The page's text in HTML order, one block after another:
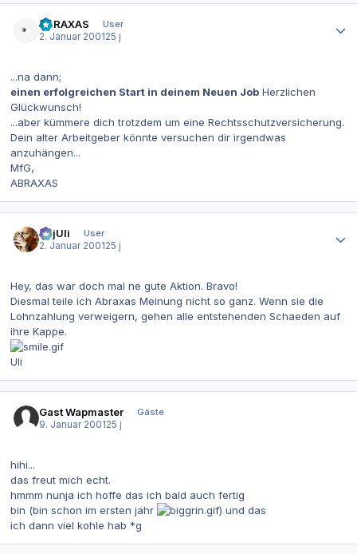
ABRAXAS
User
2. Januar 2001 25 j
...na dann;
einen erfolgreichen Start in deinem Neuen Job Herzlichen
Glückwunsch!
...aber kümmere dich trotzdem um eine Rechtsschutzversicherung.
Dein alter Arbeitgeber könnte versuchen dir irgendwas
anzuhängen...
MfG,
ABRAXAS
gajUli
User
2. Januar 2001 25 j
Hey, das war doch mal ne gute Aktion. Bravo!
Diesmal teile ich Abraxas Meinung nicht so ganz. Wenn sie die
Lohnzahlung verweigern, gehen alle entstehenden Schaeden auf
ihre Kappe.
Uli
Gast Wapmaster
Gäste
9. Januar 2001 25 j
hihi...
das freut mich echt.
hmmm nunja ich hoffe das ich bald auch fertig
bin (bin schon im ersten jahr
) und das
ich dann viel kohle hab *g